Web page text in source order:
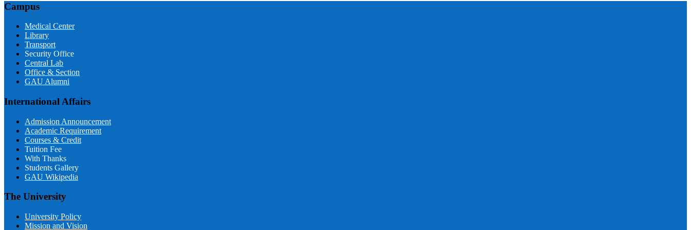
Campus
Medical Center
Library
Transport
Security Office
Central Lab
Office & Section
GAU Alumni
International Affairs
Admission Announcement
Academic Requirement
Courses & Credit
Tuition Fee
With Thanks
Students Gallery
GAU Wikipedia
The University
University Policy
Mission and Vision